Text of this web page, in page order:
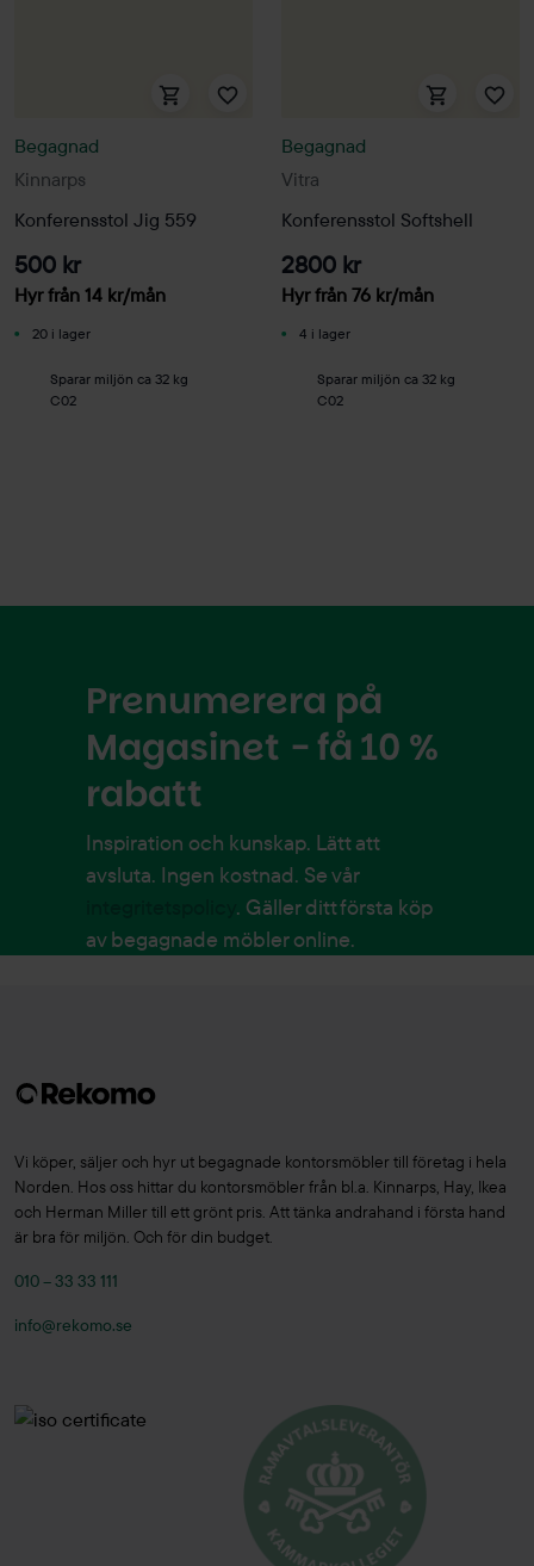
Kinnarps
Begagnad
Konferensstol Jig 559
500 kr
Hyr från 14 kr/mån
20 i lager
Sparar miljön ca 32 kg
C02
Vitra
Begagnad
Konferensstol Softshell
2800 kr
Hyr från 76 kr/mån
4 i lager
Sparar miljön ca 32 kg
C02
Prenumerera på
Magasinet - få 10 %
rabatt
Inspiration och kunskap. Lätt att
avsluta. Ingen kostnad. Se vår
. Gäller ditt första köp
av begagnade möbler online.
Vi köper, säljer och hyr ut begagnade kontorsmöbler till företag i hela
Norden. Hos oss hittar du kontorsmöbler från bl.a. Kinnarps, Hay, Ikea
och Herman Miller till ett grönt pris. Att tänka andrahand i första hand
är bra för miljön. Och för din budget.
010 – 33 33 111
info@rekomo.se